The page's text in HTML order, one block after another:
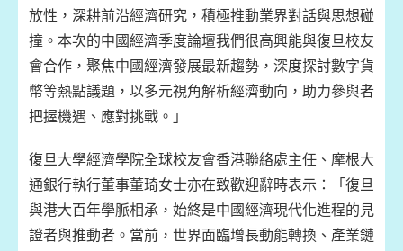
放性，深耕前沿經濟研究，積極推動業界對話與思想碰
撞。本次的中國經濟季度論壇我們很高興能與復旦校友
會合作，聚焦中國經濟發展最新趨勢，深度探討數字貨
幣等熱點議題，以多元視角解析經濟動向，助力參與者
把握機遇、應對挑戰。」
復旦大學經濟學院全球校友會香港聯絡處主任、摩根大
通銀行執行董事董琦女士亦在致歡迎辭時表示：「復旦
與港大百年學脈相承，始終是中國經濟現代化進程的見
證者與推動者。當前，世界面臨增長動能轉換、產業鏈